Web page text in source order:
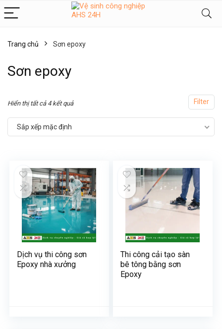
Trang chủ Sơn epoxy
Sơn epoxy
Filter
Hiển thị tất cả 4 kết quả
Sắp xếp mặc định
Dịch vụ thi công sơn
Epoxy nhà xưởng
Thi công cải tạo sàn
bê tông bằng sơn
Epoxy